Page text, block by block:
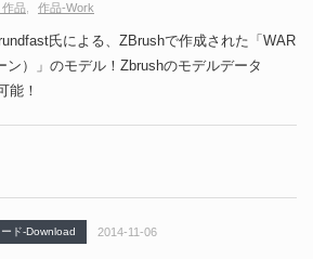
品 作品-Work
氏による、ZBrushで作成された「WAR
ン）」のモデル！Zbrushのモデルデータ
能！
ド-Download 2014-11-06